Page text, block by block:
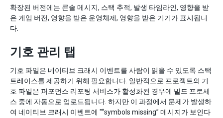
확장된 버전에는 콘솔 메시지, 스택 추적, 발생 타임라인, 영향을 받
은 게임 버전, 영향을 받은 운영체제, 영향을 받은 기기가 표시됩니
다.
기호 관리 탭
기호 파일은 네이티브 크래시 이벤트를 사람이 읽을 수 있도록 스택
트레이스를 제공하기 위해 필요합니다. 일반적으로 프로젝트의 기
호 파일은 퍼포먼스 리포팅 서비스가 활성화된 경우에 빌드 프로세
스 중에 자동으로 업로드됩니다. 하지만 이 과정에서 문제가 발생하
여 네이티브 크래시 이벤트에 "“symbols missing” 메시지가 보인다